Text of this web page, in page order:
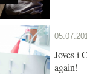
Joves i
again!